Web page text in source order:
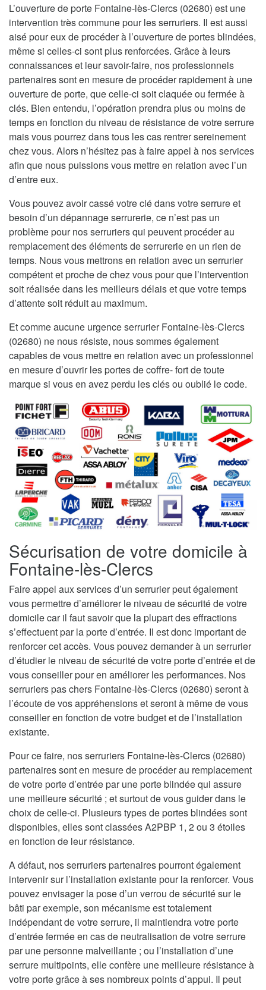
L’ouverture de porte Fontaine-lès-Clercs (02680) est une
intervention très commune pour les serruriers. Il est aussi
aisé pour eux de procéder à l’ouverture de portes blindées,
même si celles-ci sont plus renforcées. Grâce à leurs
connaissances et leur savoir-faire, nos professionnels
partenaires sont en mesure de procéder rapidement à une
ouverture de porte, que celle-ci soit claquée ou fermée à
clés. Bien entendu, l’opération prendra plus ou moins de
temps en fonction du niveau de résistance de votre serrure
mais vous pourrez dans tous les cas rentrer sereinement
chez vous. Alors n’hésitez pas à faire appel à nos services
afin que nous puissions vous mettre en relation avec l’un
d’entre eux.
Vous pouvez avoir cassé votre clé dans votre serrure et
besoin d’un dépannage serrurerie, ce n’est pas un
problème pour nos serruriers qui peuvent procéder au
remplacement des éléments de serrurerie en un rien de
temps. Nous vous mettrons en relation avec un serrurier
compétent et proche de chez vous pour que l’intervention
soit réalisée dans les meilleurs délais et que votre temps
d’attente soit réduit au maximum.
Et comme aucune urgence serrurier Fontaine-lès-Clercs
(02680) ne nous résiste, nous sommes également
capables de vous mettre en relation avec un professionnel
en mesure d’ouvrir les portes de coffre- fort de toute
marque si vous en avez perdu les clés ou oublié le code.
Sécurisation de votre domicile à
Fontaine-lès-Clercs
Faire appel aux services d’un serrurier peut également
vous permettre d’améliorer le niveau de sécurité de votre
domicile car il faut savoir que la plupart des effractions
s’effectuent par la porte d’entrée. Il est donc important de
renforcer cet accès. Vous pouvez demander à un serrurier
d’étudier le niveau de sécurité de votre porte d’entrée et de
vous conseiller pour en améliorer les performances. Nos
serruriers pas chers Fontaine-lès-Clercs (02680) seront à
l’écoute de vos appréhensions et seront à même de vous
conseiller en fonction de votre budget et de l’installation
existante.
Pour ce faire, nos serruriers Fontaine-lès-Clercs (02680)
partenaires sont en mesure de procéder au remplacement
de votre porte d’entrée par une porte blindée qui assure
une meilleure sécurité ; et surtout de vous guider dans le
choix de celle-ci. Plusieurs types de portes blindées sont
disponibles, elles sont classées A2PBP 1, 2 ou 3 étoiles
en fonction de leur résistance.
A défaut, nos serruriers partenaires pourront également
intervenir sur l’installation existante pour la renforcer. Vous
pouvez envisager la pose d’un verrou de sécurité sur le
bâti par exemple, son mécanisme est totalement
indépendant de votre serrure, il maintiendra votre porte
d’entrée fermée en cas de neutralisation de votre serrure
par une personne malveillante ; ou l’installation d’une
serrure multipoints, elle confère une meilleure résistance à
votre porte grâce à ses nombreux points d’appui. Il peut